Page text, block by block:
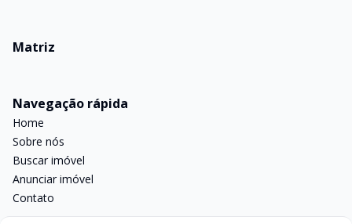
Matriz
Navegação rápida
Home
Sobre nós
Buscar imóvel
Anunciar imóvel
Contato